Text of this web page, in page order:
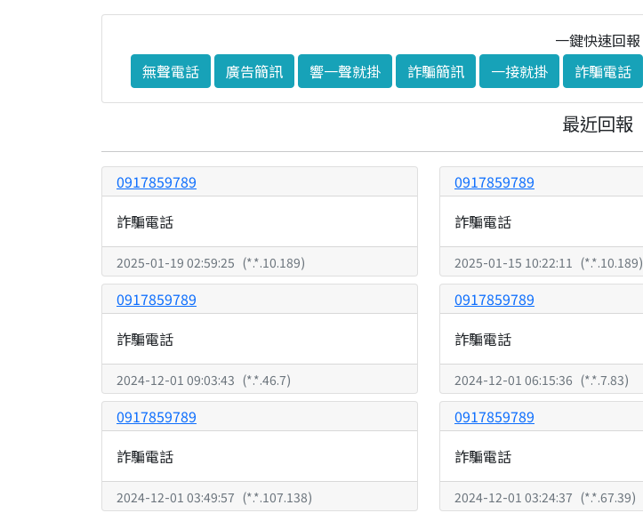
一鍵快速回報
無聲電話
廣告簡訊 響一聲就掛 詐騙簡訊 一接就掛 詐騙電話
最近回報
0917859789
詐騙電話
2025-01-19 02:59:25 (*.*.10.189)
0917859789
詐騙電話
2025-01-15 10:22:11 (*.*.10.189)
0917859789
詐騙電話
2024-12-01 09:03:43 (*.*.46.7)
0917859789
詐騙電話
2024-12-01 06:15:36 (*.*.7.83)
0917859789
詐騙電話
2024-12-01 03:49:57 (*.*.107.138)
0917859789
詐騙電話
2024-12-01 03:24:37 (*.*.67.39)